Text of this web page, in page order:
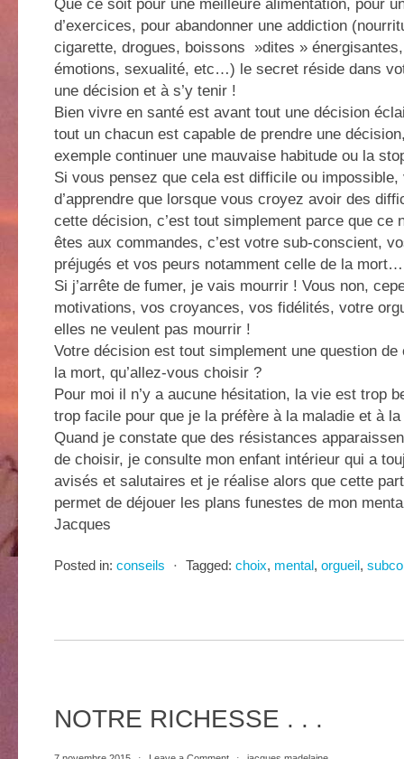
Que ce soit pour une meilleure alimentation, pour
d’exercices, pour abandonner une addiction
cigarette, drogues, boissons »dites »
émotions, sexualité, etc…) le secret réside dans
une décision et à s’y tenir !
Bien vivre en santé est avant tout une décision
tout un chacun est capable de prendre une
exemple continuer une mauvaise habitude ou la
Si vous pensez que cela est difficile ou
d’apprendre que lorsque vous croyez avoir des
cette décision, c’est tout simplement parce que ce
êtes aux commandes, c’est votre sub-conscient,
préjugés et vos peurs notamment celle de la mort…
Si j’arrête de fumer, je vais mourrir ! Vous non,
motivations, vos croyances, vos fidélités, votre
elles ne veulent pas mourrir !
Votre décision est tout simplement une question
la mort, qu’allez-vous choisir ?
Pour moi il n’y a aucune hésitation, la vie est trop
trop facile pour que je la préfère à la maladie et à
Quand je constate que des résistances
de choisir, je consulte mon enfant intérieur qui a
avisés et salutaires et je réalise alors que cette
permet de déjouer les plans funestes de mon
Jacques
Posted in: conseils ⋅ Tagged: choix, mental , orgueil ,
NOTRE RICHESSE . . .